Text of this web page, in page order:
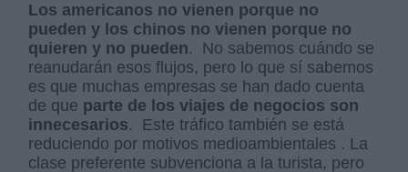
Los americanos no vienen porque no
pueden y los chinos no vienen porque no
quieren y no pueden.
No sabemos cuándo se
reanudarán esos flujos, pero lo que sí sabemos
es que muchas empresas se han dado cuenta
de que parte de los viajes de negocios son
innecesarios.
Este tráfico también se está
reduciendo por motivos medioambientales . La
clase preferente subvenciona a la turista, pero